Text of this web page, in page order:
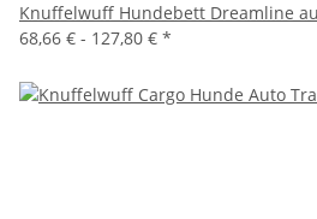
Knuffelwuff Hundebett Dreamline
68,66 € - 127,80 € *